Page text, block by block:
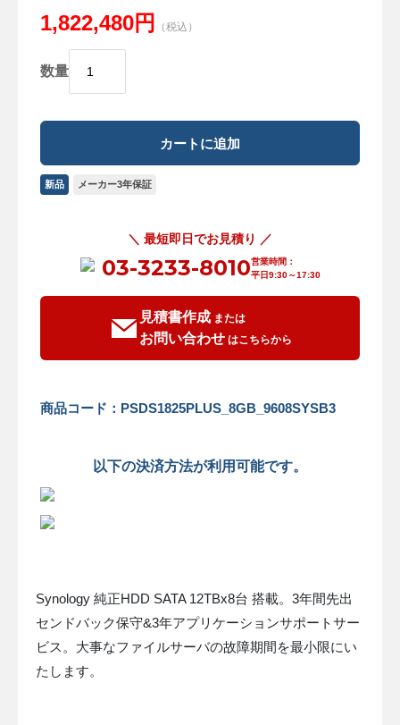
1,822,480円 （税込）
数量
新品 メーカー3年保証
＼ 最短即日でお見積り ／
03-3233-8010営業時間：
平日9:30～17:30
見積書作成または
お問い合わせはこちらから
商品コード：PSDS1825PLUS_8GB_9608SYSB3
以下の決済方法が利用可能です。
Synology 純正HDD SATA 12TBx8台 搭載。3年間先出
センドバック保守&3年アプリケーションサポートサー
ビス。大事なファイルサーバの故障期間を最小限にい
たします。